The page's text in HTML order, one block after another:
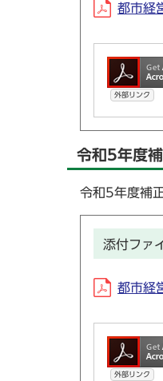
都市経
外部リンク
令和5年度
令和5年度補
添付ファ
都市経
外部リンク